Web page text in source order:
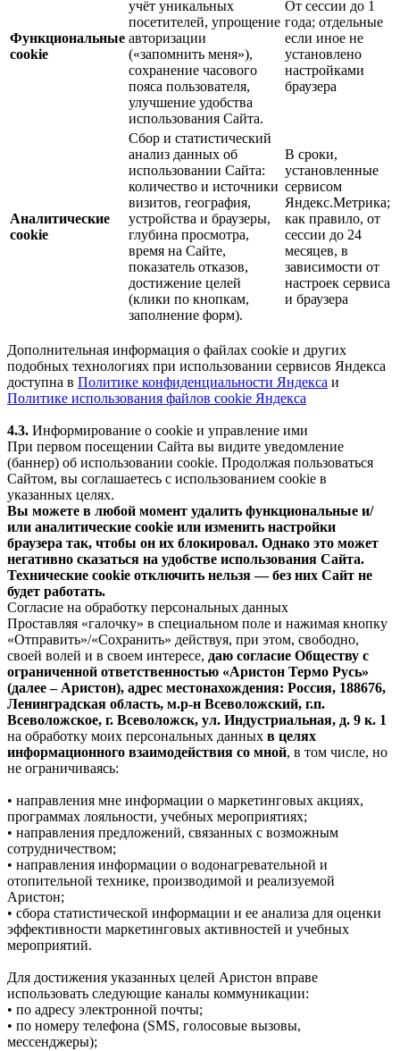
Функциональные
cookie
учёт уникальных
посетителей, упрощение
авторизации
(«запомнить меня»),
сохранение часового
пояса пользователя,
улучшение удобства
использования Сайта.
От сессии до 1
года; отдельные
если иное не
установлено
настройками
браузера
Аналитические
cookie
Сбор и статистический
анализ данных об
использовании Сайта:
количество и источники
визитов, география,
устройства и браузеры,
глубина просмотра,
время на Сайте,
показатель отказов,
достижение целей
(клики по кнопкам,
заполнение форм).
В сроки,
установленные
сервисом
Яндекс.Метрика;
как правило, от
сессии до 24
месяцев, в
зависимости от
настроек сервиса
и браузера
Дополнительная информация о файлах cookie и других
подобных технологиях при использовании сервисов Яндекса
доступна в Политике конфиденциальности Яндекса и
Политике использования файлов cookie Яндекса
4.3. Информирование о cookie и управление ими
При первом посещении Сайта вы видите уведомление
(баннер) об использовании cookie. Продолжая пользоваться
Сайтом, вы соглашаетесь с использованием cookie в
указанных целях.
Вы можете в любой момент удалить функциональные и/
или аналитические cookie или изменить настройки
браузера так, чтобы он их блокировал. Однако это может
негативно сказаться на удобстве использования Сайта.
Технические cookie отключить нельзя — без них Сайт не
будет работать.
Согласие на обработку персональных данных
Проставляя «галочку» в специальном поле и нажимая кнопку
«Отправить»/«Сохранить» действуя, при этом, свободно,
своей волей и в своем интересе, даю согласие Обществу с
ограниченной ответственностью «Аристон Термо Русь»
(далее – Аристон), адрес местонахождения: Россия, 188676,
Ленинградская область, м.р-н Всеволожский, г.п.
Всеволожское, г. Всеволожск, ул. Индустриальная, д. 9 к. 1
на обработку моих персональных данных в целях
информационного взаимодействия со мной, в том числе, но
не ограничиваясь:
• направления мне информации о маркетинговых акциях,
программах лояльности, учебных мероприятиях;
• направления предложений, связанных с возможным
сотрудничеством;
• направления информации о водонагревательной и
отопительной технике, производимой и реализуемой
Аристон;
• сбора статистической информации и ее анализа для оценки
эффективности маркетинговых активностей и учебных
мероприятий.
Для достижения указанных целей Аристон вправе
использовать следующие каналы коммуникации:
• по адресу электронной почты;
• по номеру телефона (SMS, голосовые вызовы,
мессенджеры);